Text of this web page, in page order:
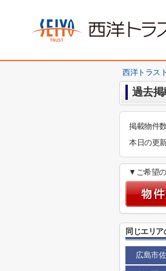
西洋トラス
過去
掲載物件
本日の更
▼ご希望
同じエリ
広島市